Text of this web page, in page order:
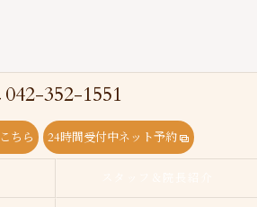
042-352-1551
ちら 24時間受付中ネット予約